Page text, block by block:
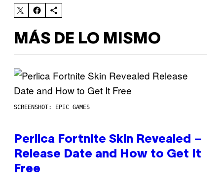
MÁS DE LO MISMO
SCREENSHOT: EPIC GAMES
Perlica Fortnite Skin Revealed –
Release Date and How to Get It
Free